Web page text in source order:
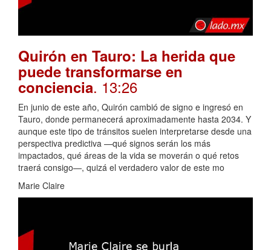
Quirón en Tauro: La herida que
puede transformarse en
conciencia. 13:26
En junio de este año, Quirón cambió de signo e ingresó en
Tauro, donde permanecerá aproximadamente hasta 2034. Y
aunque este tipo de tránsitos suelen interpretarse desde una
perspectiva predictiva —qué signos serán los más
impactados, qué áreas de la vida se moverán o qué retos
traerá consigo—, quizá el verdadero valor de este mo
Marie Claire